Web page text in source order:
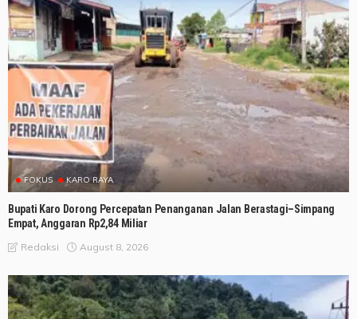
FOKUS KARO RAYA
Bupati Karo Dorong Percepatan Penanganan Jalan Berastagi–Simpang
Empat, Anggaran Rp2,84 Miliar
Redaksi August 8, 2026